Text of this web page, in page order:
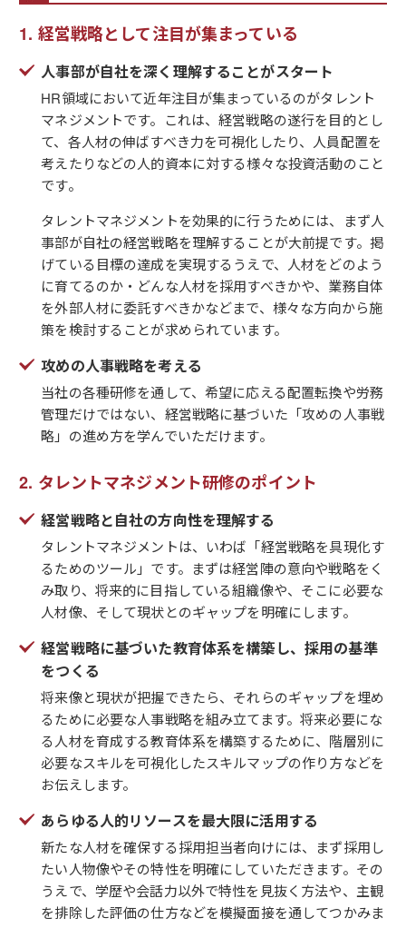
経営戦略として注目が集まっている
人事部が自社を深く理解することがスタート
HR領域において近年注目が集まっているのがタレント
マネジメントです。これは、経営戦略の遂行を目的とし
て、各人材の伸ばすべき力を可視化したり、人員配置を
考えたりなどの人的資本に対する様々な投資活動のこと
です。
タレントマネジメントを効果的に行うためには、まず人
事部が自社の経営戦略を理解することが大前提です。掲
げている目標の達成を実現するうえで、人材をどのよう
に育てるのか・どんな人材を採用すべきかや、業務自体
を外部人材に委託すべきかなどまで、様々な方向から施
策を検討することが求められています。
攻めの人事戦略を考える
当社の各種研修を通して、希望に応える配置転換や労務
管理だけではない、経営戦略に基づいた「攻めの人事戦
略」の進め方を学んでいただけます。
タレントマネジメント研修のポイント
経営戦略と自社の方向性を理解する
タレントマネジメントは、いわば「経営戦略を具現化す
るためのツール」です。まずは経営陣の意向や戦略をく
み取り、将来的に目指している組織像や、そこに必要な
人材像、そして現状とのギャップを明確にします。
経営戦略に基づいた教育体系を構築し、採用の基準
をつくる
将来像と現状が把握できたら、それらのギャップを埋め
るために必要な人事戦略を組み立てます。将来必要にな
る人材を育成する教育体系を構築するために、階層別に
必要なスキルを可視化したスキルマップの作り方などを
お伝えします。
あらゆる人的リソースを最大限に活用する
新たな人材を確保する採用担当者向けには、まず採用し
たい人物像やその特性を明確にしていただきます。その
うえで、学歴や会話力以外で特性を見抜く方法や、主観
を排除した評価の仕方などを模擬面接を通してつかみま